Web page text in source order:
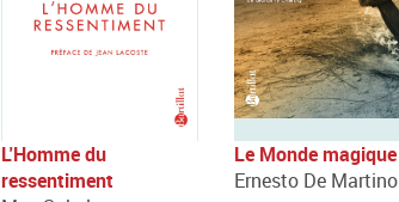
L'Homme du
ressentiment
Le Monde magique
Ernesto De Martino